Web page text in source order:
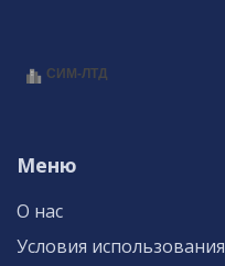
Меню
О нас
Условия использования